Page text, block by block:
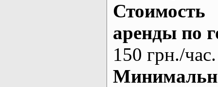
Стоимость
аренды по
150 грн./час.